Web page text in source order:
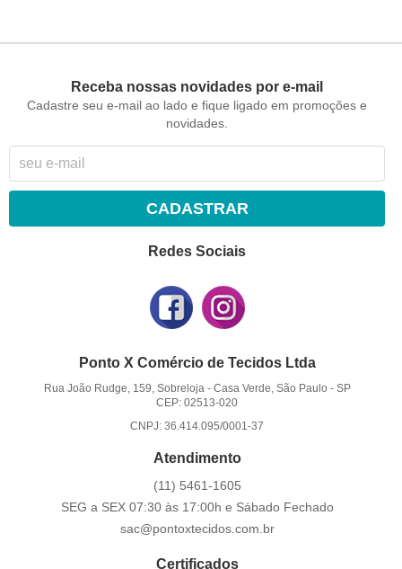
Receba nossas novidades por e-mail
Cadastre seu e-mail ao lado e fique ligado em promoções e
novidades.
CADASTRAR
Redes Sociais
Ponto X Comércio de Tecidos Ltda
Rua João Rudge, 159, Sobreloja- Casa Verde, São Paulo - SP
CEP: 02513-020
CNPJ: 36.414.095/0001-37
Atendimento
(11) 5461-1605
SEG a SEX 07:30 às 17:00h e Sábado Fechado
sac@pontoxtecidos.com.br
Certificados